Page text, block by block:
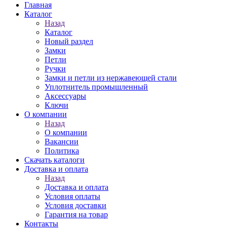
Главная
Каталог
Назад
Каталог
Новый раздел
Замки
Петли
Ручки
Замки и петли из нержавеющей стали
Уплотнитель промышленный
Аксессуары
Ключи
О компании
Назад
О компании
Вакансии
Политика
Скачать каталоги
Доставка и оплата
Назад
Доставка и оплата
Условия оплаты
Условия доставки
Гарантия на товар
Контакты